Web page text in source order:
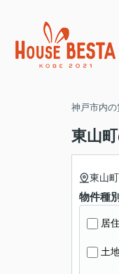
神戸市内
東山
東山町
物件種別
居
土